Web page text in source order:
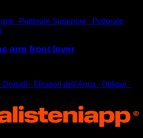
∙ Pettorale Superiore ∙ Pettorale
arm front lever
∙ Flessori dell'Anca ∙ Obliqui ∙